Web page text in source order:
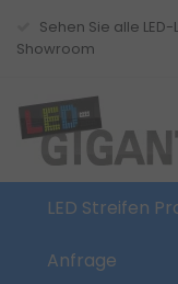
Sehen Sie alle
Showroom
LED Streifen
Anfrage